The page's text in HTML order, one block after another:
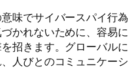
味でサイバースパイ行為
かれないために、容易に
招きます。グローバルに
人びとのコミュニケーシ